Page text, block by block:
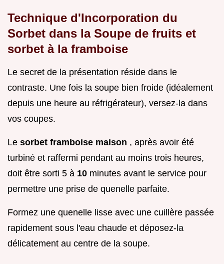
Technique d'Incorporation du
Sorbet dans la Soupe de fruits et
sorbet à la framboise
Le secret de la présentation réside dans le
contraste. Une fois la soupe bien froide (idéalement
depuis une heure au réfrigérateur), versez-la dans
vos coupes.
Le sorbet framboise maison , après avoir été
turbiné et raffermi pendant au moins trois heures,
doit être sorti 5 à 10 minutes avant le service pour
permettre une prise de quenelle parfaite.
Formez une quenelle lisse avec une cuillère passée
rapidement sous l'eau chaude et déposez-la
délicatement au centre de la soupe.